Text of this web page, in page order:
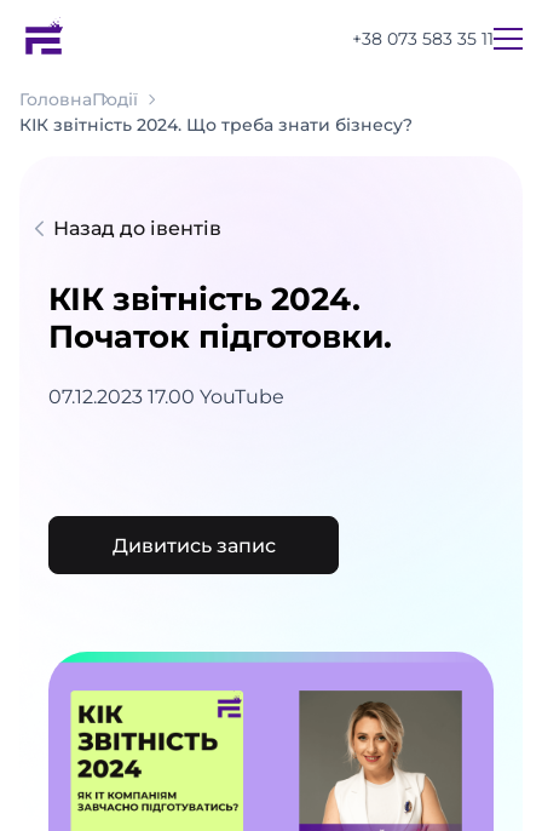
+38 073 583 35 11
UAENRU
ГоловнаПодії
КІК звітність 2024. Що треба знати бізнесу?
Назад до івентів
КІК звітність 2024.
Початок підготовки.
07.12.2023 17.00 YouTube
Дивитись запис